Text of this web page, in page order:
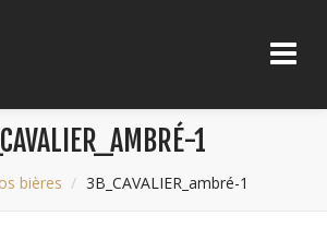
1
bières 3B_CAVALIER_ambré-1